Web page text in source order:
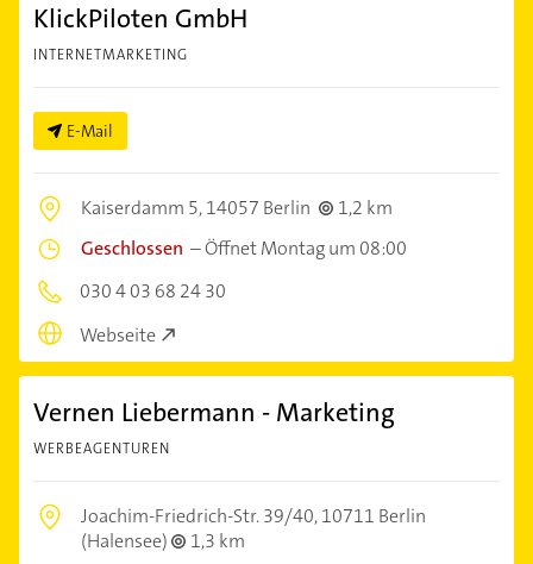
KlickPiloten GmbH
INTERNETMARKETING
E-Mail
Kaiserdamm 5,14057 Berlin
1,2 km
Geschlossen –Öffnet Montag um 08:00
030 4 03 68 24 30
Webseite
Vernen Liebermann - Marketing
WERBEAGENTUREN
Joachim-Friedrich-Str. 39/40,10711 Berlin
(Halensee)
1,3 km